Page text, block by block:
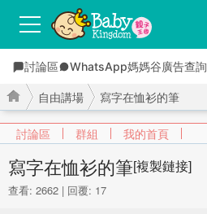
討論區 WhatsApp媽媽谷廣告查詢
討論區 群組 我的首頁
›
自由講場
›
寫字在恤衫的筆
查看: 2662 | 回覆: 17
寫字在恤衫的筆[複製鏈接]